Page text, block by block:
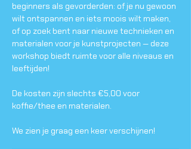
beginners als gevorderden: of je nu gewoon
wilt ontspannen en iets moois wilt maken,
of op zoek bent naar nieuwe technieken en
materialen voor je kunstprojecten — deze
workshop biedt ruimte voor alle niveaus en
leeftijden!
De kosten zijn slechts €5,00 voor
koffie/thee en materialen.
We zien je graag een keer verschijnen!